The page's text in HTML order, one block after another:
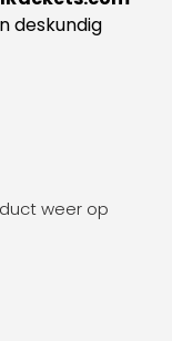
deskundig
weer op